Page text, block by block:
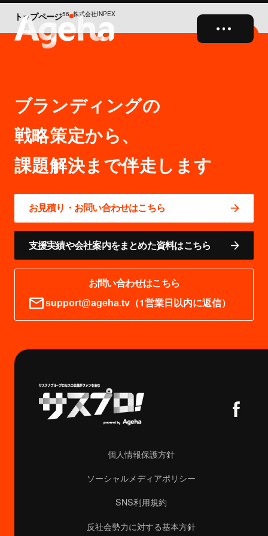
close
トップページ56_株式会社INPEX
ブランディングの
戦略策定から、
お見積り・お問い合わせはこちら
支援実績や会社案内をまとめた資料はこちら
お問い合わせはこちら
support@ageha.tv（1営業日以内に返信）
個人情報保護方針
ソーシャルメディアポリシー
SNS利用規約
反社会勢力に対する基本方針